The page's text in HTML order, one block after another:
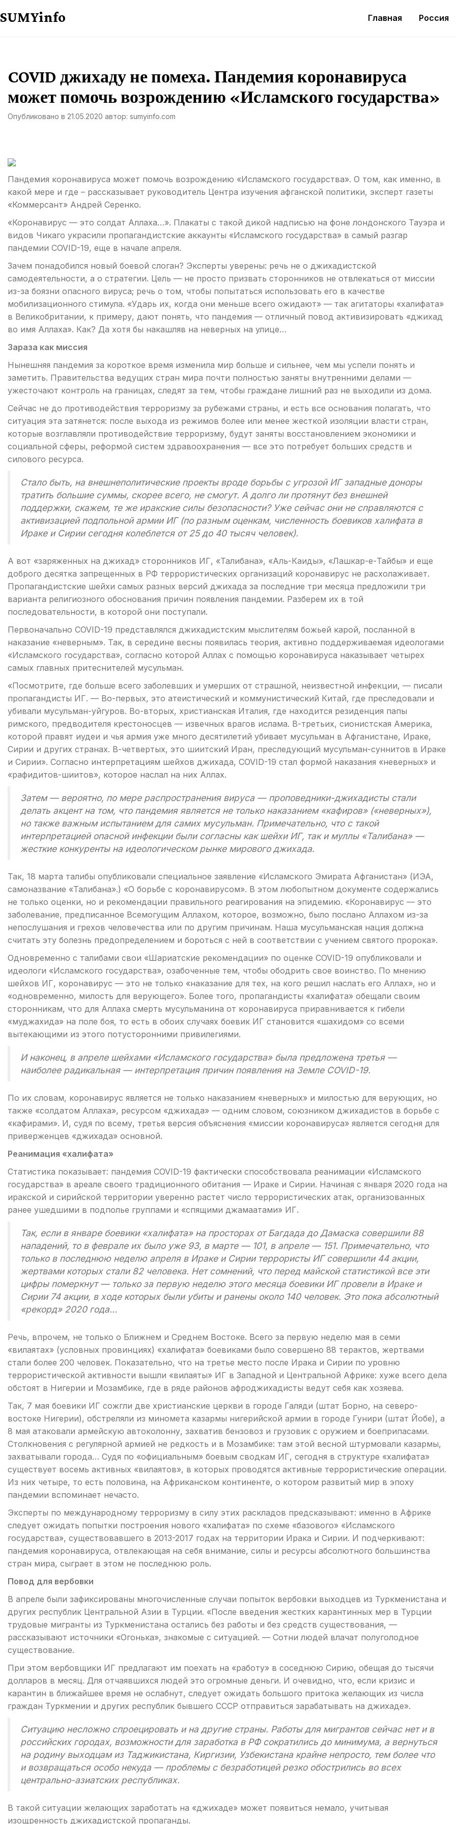
к
SUMYinfo Главная Россия
COVID джихаду не помеха. Пандемия коронавируса
может помочь возрождению «Исламского государства»
Опубликовано в 21.05.2020 автор: sumyinfo.com
Пандемия коронавируса может помочь возрождению «Исламского государства». О том, как именно, в
какой мере и где – рассказывает руководитель Центра изучения афганской политики, эксперт газеты
«Коммерсант» Андрей Серенко.
«Коронавирус — это солдат Аллаха…». Плакаты с такой дикой надписью на фоне лондонского Тауэра и
видов Чикаго украсили пропагандистские аккаунты «Исламского государства» в самый разгар
пандемии COVID-19, еще в начале апреля.
Зачем понадобился новый боевой слоган? Эксперты уверены: речь не о джихадистской
самодеятельности, а о стратегии. Цель — не просто призвать сторонников не отвлекаться от миссии
из-за боязни опасного вируса; речь о том, чтобы попытаться использовать его в качестве
мобилизационного стимула. «Ударь их, когда они меньше всего ожидают» — так агитаторы «халифата»
в Великобритании, к примеру, дают понять, что пандемия — отличный повод активизировать «джихад
во имя Аллаха». Как? Да хотя бы накашляв на неверных на улице…
Зараза как миссия
Нынешняя пандемия за короткое время изменила мир больше и сильнее, чем мы успели понять и
заметить. Правительства ведущих стран мира почти полностью заняты внутренними делами —
ужесточают контроль на границах, следят за тем, чтобы граждане лишний раз не выходили из дома.
Сейчас не до противодействия терроризму за рубежами страны, и есть все основания полагать, что
ситуация эта затянется: после выхода из режимов более или менее жесткой изоляции власти стран,
которые возглавляли противодействие терроризму, будут заняты восстановлением экономики и
социальной сферы, реформой систем здравоохранения — все это потребует больших средств и
силового ресурса.
Стало быть, на внешнеполитические проекты вроде борьбы с угрозой ИГ западные доноры
тратить большие суммы, скорее всего, не смогут. А долго ли протянут без внешней
поддержки, скажем, те же иракские силы безопасности? Уже сейчас они не справляются с
активизацией подпольной армии ИГ (по разным оценкам, численность боевиков халифата в
Ираке и Сирии сегодня колеблется от 25 до 40 тысяч человек).
А вот «заряженных на джихад» сторонников ИГ, «Талибана», «Аль-Каиды», «Лашкар-е-Тайбы» и еще
доброго десятка запрещенных в РФ террористических организаций коронавирус не расхолаживает.
Пропагандистские шейхи самых разных версий джихада за последние три месяца предложили три
варианта религиозного обоснования причин появления пандемии. Разберем их в той
последовательности, в которой они поступали.
Первоначально COVID-19 представлялся джихадистским мыслителям божьей карой, посланной в
наказание «неверным». Так, в середине весны появилась теория, активно поддерживаемая идеологами
«Исламского государства», согласно которой Аллах с помощью коронавируса наказывает четырех
самых главных притеснителей мусульман.
«Посмотрите, где больше всего заболевших и умерших от страшной, неизвестной инфекции, — писали
пропагандисты ИГ. — Во-первых, это атеистический и коммунистический Китай, где преследовали и
убивали мусульман-уйгуров. Во-вторых, христианская Италия, где находится резиденция папы
римского, предводителя крестоносцев — извечных врагов ислама. В-третьих, сионистская Америка,
которой правят иудеи и чья армия уже много десятилетий убивает мусульман в Афганистане, Ираке,
Сирии и других странах. В-четвертых, это шиитский Иран, преследующий мусульман-суннитов в Ираке
и Сирии». Согласно интерпретациям шейхов джихада, COVID-19 стал формой наказания «неверных» и
«рафидитов-шиитов», которое наслал на них Аллах.
Затем — вероятно, по мере распространения вируса — проповедники-джихадисты стали
делать акцент на том, что пандемия является не только наказанием «кафиров» («неверных»),
но также важным испытанием для самих мусульман. Примечательно, что с такой
интерпретацией опасной инфекции были согласны как шейхи ИГ, так и муллы «Талибана» —
жесткие конкуренты на идеологическом рынке мирового джихада.
Так, 18 марта талибы опубликовали специальное заявление «Исламского Эмирата Афганистан» (ИЭА,
самоназвание «Талибана».) «О борьбе с коронавирусом». В этом любопытном документе содержались
не только оценки, но и рекомендации правильного реагирования на эпидемию. «Коронавирус — это
заболевание, предписанное Всемогущим Аллахом, которое, возможно, было послано Аллахом из-за
непослушания и грехов человечества или по другим причинам. Наша мусульманская нация должна
считать эту болезнь предопределением и бороться с ней в соответствии с учением святого пророка».
Одновременно с талибами свои «Шариатские рекомендации» по оценке COVID-19 опубликовали и
идеологи «Исламского государства», озабоченные тем, чтобы ободрить свое воинство. По мнению
шейхов ИГ, коронавирус — это не только «наказание для тех, на кого решил наслать его Аллах», но и
«одновременно, милость для верующего». Более того, пропагандисты «халифата» обещали своим
сторонникам, что для Аллаха смерть мусульманина от коронавируса приравнивается к гибели
«муджахида» на поле боя, то есть в обоих случаях боевик ИГ становится «шахидом» со всеми
вытекающими из этого потусторонними привилегиями.
И наконец, в апреле шейхами «Исламского государства» была предложена третья —
наиболее радикальная — интерпретация причин появления на Земле COVID-19.
По их словам, коронавирус является не только наказанием «неверных» и милостью для верующих, но
также «солдатом Аллаха», ресурсом «джихада» — одним словом, союзником джихадистов в борьбе с
«кафирами». И, судя по всему, третья версия объяснения «миссии коронавируса» является сегодня для
приверженцев «джихада» основной.
Реанимация «халифата»
Статистика показывает: пандемия COVID-19 фактически способствовала реанимации «Исламского
государства» в ареале своего традиционного обитания — Ираке и Сирии. Начиная с января 2020 года на
иракской и сирийской территории уверенно растет число террористических атак, организованных
ранее ушедшими в подполье группами и «спящими джамаатами» ИГ.
Так, если в январе боевики «халифата» на просторах от Багдада до Дамаска совершили 88
нападений, то в феврале их было уже 93, в марте — 101, в апреле — 151. Примечательно, что
только в последнюю неделю апреля в Ираке и Сирии террористы ИГ совершили 44 акции,
жертвами которых стали 82 человека. Нет сомнений, что перед майской статистикой все эти
цифры померкнут — только за первую неделю этого месяца боевики ИГ провели в Ираке и
Сирии 74 акции, в ходе которых были убиты и ранены около 140 человек. Это пока абсолютный
«рекорд» 2020 года…
Речь, впрочем, не только о Ближнем и Среднем Востоке. Всего за первую неделю мая в семи
«вилаятах» (условных провинциях) «халифата» боевиками было совершено 88 терактов, жертвами
стали более 200 человек. Показательно, что на третье место после Ирака и Сирии по уровню
террористической активности вышли «вилаяты» ИГ в Западной и Центральной Африке: хуже всего дела
обстоят в Нигерии и Мозамбике, где в ряде районов афроджихадисты ведут себя как хозяева.
Так, 7 мая боевики ИГ сожгли две христианские церкви в городе Галяди (штат Борно, на северо-
востоке Нигерии), обстреляли из миномета казармы нигерийской армии в городе Гунири (штат Йобе), а
8 мая атаковали армейскую автоколонну, захватив бензовоз и грузовик с оружием и боеприпасами.
Столкновения с регулярной армией не редкость и в Мозамбике: там этой весной штурмовали казармы,
захватывали города… Судя по «официальным» боевым сводкам ИГ, сегодня в структуре «халифата»
существует восемь активных «вилаятов», в которых проводятся активные террористические операции.
Из них четыре, то есть половина, на Африканском континенте, о котором развитый мир в эпоху
пандемии вспоминает нечасто.
Эксперты по международному терроризму в силу этих раскладов предсказывают: именно в Африке
следует ожидать попытки построения нового «халифата» по схеме «базового» «Исламского
государства», существовавшего в 2013-2017 годах на территории Ирака и Сирии. И подчеркивают:
пандемия коронавируса, отвлекающая на себя внимание, силы и ресурсы абсолютного большинства
стран мира, сыграет в этом не последнюю роль.
Повод для вербовки
В апреле были зафиксированы многочисленные случаи попыток вербовки выходцев из Туркменистана и
других республик Центральной Азии в Турции. «После введения жестких карантинных мер в Турции
трудовые мигранты из Туркменистана остались без работы и без средств существования, —
рассказывают источники «Огонька», знакомые с ситуацией. — Сотни людей влачат полуголодное
существование.
При этом вербовщики ИГ предлагают им поехать на «работу» в соседнюю Сирию, обещая до тысячи
долларов в месяц. Для отчаявшихся людей это огромные деньги. И очевидно, что, если кризис и
карантин в ближайшее время не ослабнут, следует ожидать большого притока желающих из числа
граждан Туркмении и других республик бывшего СССР отправиться зарабатывать на джихаде».
Ситуацию несложно спроецировать и на другие страны. Работы для мигрантов сейчас нет и в
российских городах, возможности для заработка в РФ сократились до минимума, а вернуться
на родину выходцам из Таджикистана, Киргизии, Узбекистана крайне непросто, тем более что
и возвращаться особо некуда — проблемы с безработицей резко обострились во всех
центрально-азиатских республиках.
В такой ситуации желающих заработать на «джихаде» может появиться немало, учитывая
изощренность джихадистской пропаганды.